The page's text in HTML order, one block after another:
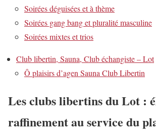
Soirées déguisées et à thème
Soirées gang bang et pluralité masculine
Soirées mixtes et trios
Club libertin, Sauna, Club échangiste – Lot
Ô plaisirs d’agen Sauna Club Libertin
Les clubs libertins du Lot :
raffinement au service du